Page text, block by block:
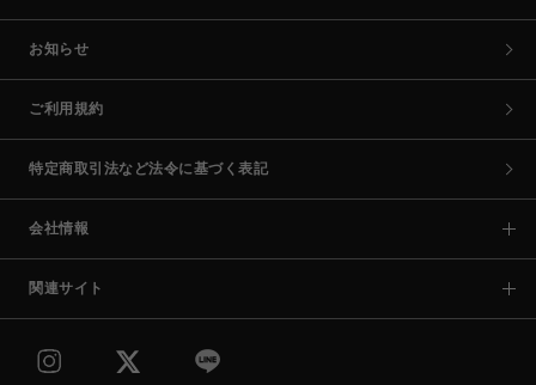
お知らせ
ご利用規約
特定商取引法など法令に基づく表記
会社情報
関連サイト